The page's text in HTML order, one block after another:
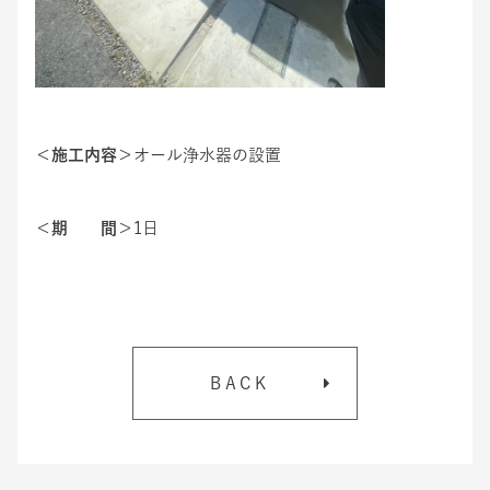
＜施工内容＞ オール浄水器の設置
＜期 間＞ 1日
BACK